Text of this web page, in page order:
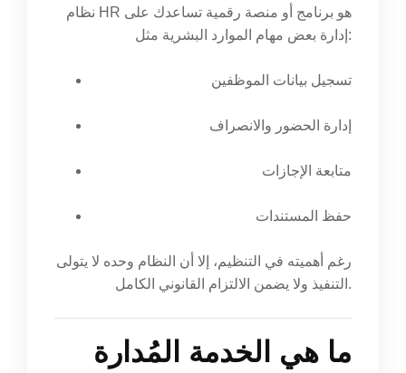
نظام HR هو برنامج أو منصة رقمية تساعدك على
إدارة بعض مهام الموارد البشرية مثل:
تسجيل بيانات الموظفين
إدارة الحضور والانصراف
متابعة الإجازات
حفظ المستندات
رغم أهميته في التنظيم، إلا أن النظام وحده لا يتولى
التنفيذ ولا يضمن الالتزام القانوني الكامل.
ما هي الخدمة المُدارة